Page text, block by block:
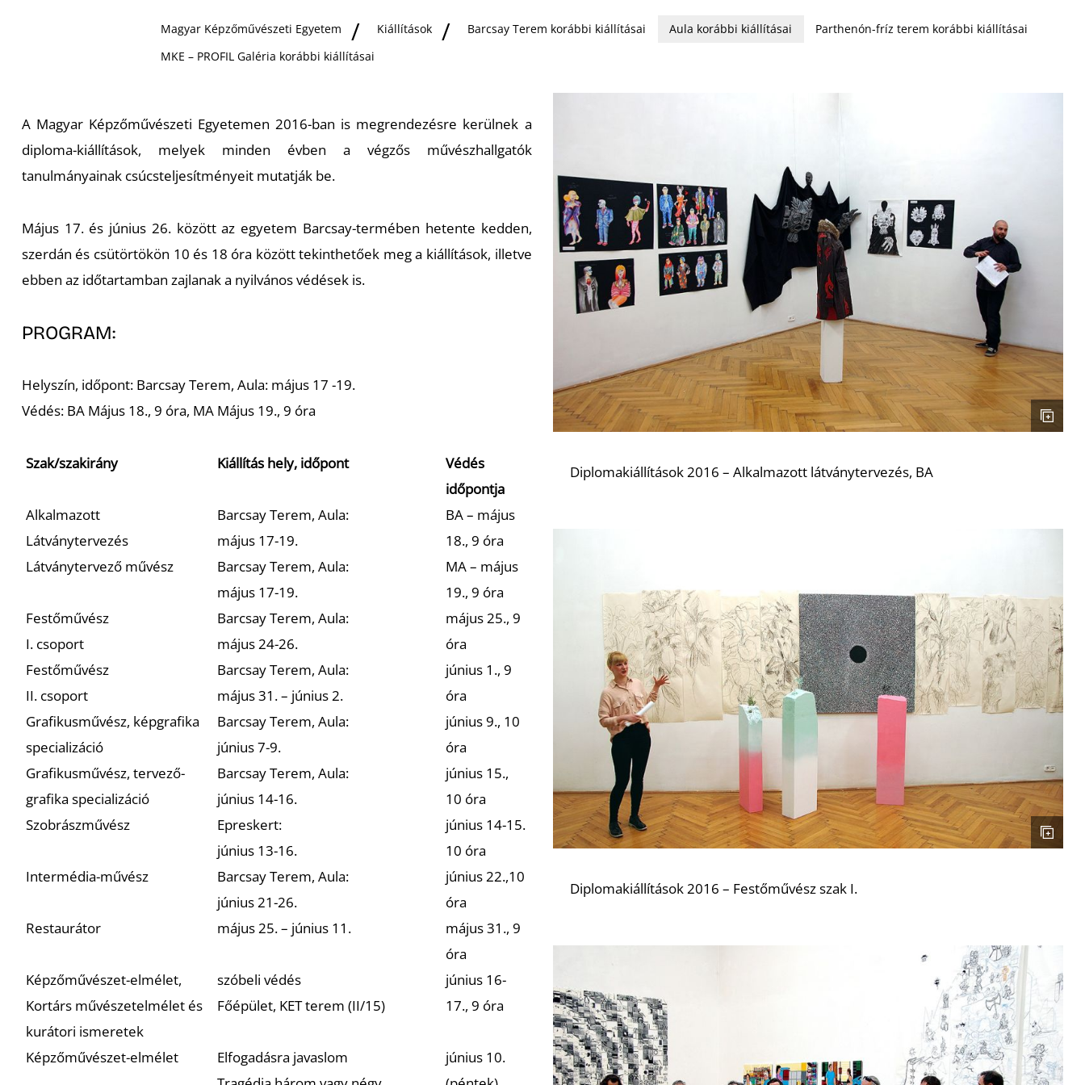
Magyar Képzőművészeti Egyetem Kiállítások Barcsay Terem korábbi kiállításai Aula korábbi kiállításai
Parthenón-fríz terem korábbi kiállításai
MKE – PROFIL Galéria korábbi kiállításai
A Magyar Képzőművészeti Egyetemen 2016-ban is megrendezésre kerülnek a
diploma-kiállítások, melyek minden évben a végzős művészhallgatók
tanulmányainak csúcsteljesítményeit mutatják be.
Május 17. és június 26. között az egyetem Barcsay-termében hetente kedden,
szerdán és csütörtökön 10 és 18 óra között tekinthetőek meg a kiállítások, illetve
ebben az időtartamban zajlanak a nyilvános védések is.
PROGRAM:
Helyszín, időpont: Barcsay Terem, Aula: május 17 -19.
Védés: BA Május 18., 9 óra, MA Május 19., 9 óra
Szak/szakirány Kiállítás hely, időpont
Védés
időpontja
Alkalmazott
Látványtervezés
Barcsay Terem, Aula:
május 17-19.
BA – május
18., 9 óra
Látványtervező művész
Barcsay Terem, Aula:
május 17-19.
MA – május
19., 9 óra
Festőművész
I. csoport
Barcsay Terem, Aula:
május 24-26.
május 25., 9
óra
Festőművész
II. csoport
Barcsay Terem, Aula:
május 31. – június 2.
június 1., 9
óra
Grafikusművész, képgrafika
specializáció
Barcsay Terem, Aula:
június 7-9.
június 9., 10
óra
Grafikusművész, tervező-
grafika specializáció
Barcsay Terem, Aula:
június 14-16.
június 15.,
10 óra
Szobrászművész
Epreskert:
június 13-16.
június 14-15.
10 óra
Intermédia-művész
Barcsay Terem, Aula:
június 21-26.
június 22.,10
óra
Restaurátor
május 25. – június 11.
május 31., 9
óra
Képzőművészet-elmélet,
Kortárs művészetelmélet és
kurátori ismeretek
szóbeli védés
Főépület, KET terem (II/15)
június 16-
17., 9 óra
Képzőművészet-elmélet
Elfogadásra javaslom
június 10.
Diplomakiállítások 2016 – Alkalmazott látványtervezés, BA
Diplomakiállítások 2016 – Festőművész szak I.